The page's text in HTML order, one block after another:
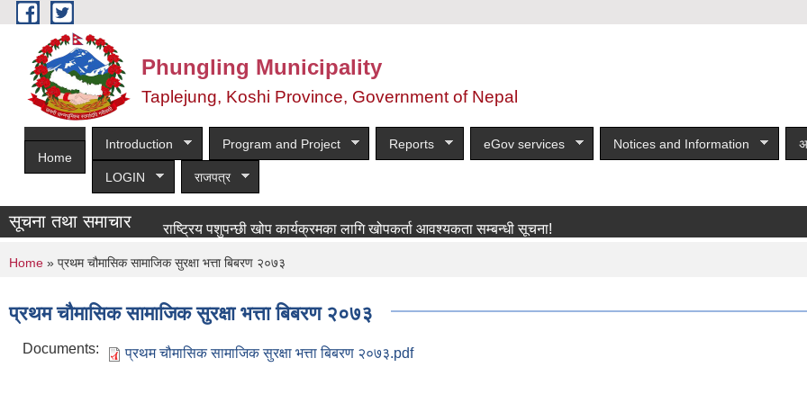
Skip to main content
Phungling Municipality
Taplejung, Koshi Province, Government of Nepal
Home
Introduction Program and Project Reports eGov services Notices and Information
LOGIN राजपत्र
सूचना तथा समाचारराष्ट्रिय पशुपन्छी खोप कार्यक्रमका लागि खोपकर्ता आवश्यकता सम्बन्धी सूचना!
You are here
Home » प्रथम चौमासिक सामाजिक सुरक्षा भत्ता बिबरण २०७३
प्रथम चौमासिक सामाजिक सुरक्षा भत्ता बिबरण २०७३
Documents: प्रथम चौमासिक सामाजिक सुरक्षा भत्ता बिबरण २०७३.pdf